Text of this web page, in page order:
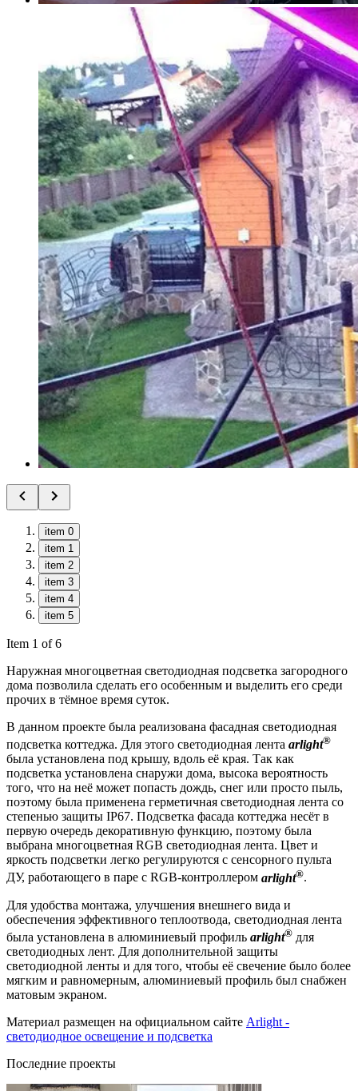
item 0
item 1
item 2
item 3
item 4
item 5
Item 1 of 6
Наружная многоцветная светодиодная подсветка загородного
дома позволила сделать его особенным и выделить его среди
прочих в тёмное время суток.
В данном проекте была реализована фасадная светодиодная
подсветка коттеджа. Для этого светодиодная лента arlight®
была установлена под крышу, вдоль её края. Так как
подсветка установлена снаружи дома, высока вероятность
того, что на неё может попасть дождь, снег или просто пыль,
поэтому была применена герметичная светодиодная лента со
степенью защиты IP67. Подсветка фасада коттеджа несёт в
первую очередь декоративную функцию, поэтому была
выбрана многоцветная RGB светодиодная лента. Цвет и
яркость подсветки легко регулируются с сенсорного пульта
ДУ, работающего в паре с RGB-контроллером arlight®.
Для удобства монтажа, улучшения внешнего вида и
обеспечения эффективного теплоотвода, светодиодная лента
была установлена в алюминиевый профиль arlight® для
светодиодных лент. Для дополнительной защиты
светодиодной ленты и для того, чтобы её свечение было более
мягким и равномерным, алюминиевый профиль был снабжен
матовым экраном.
Материал размещен на официальном сайте Arlight -
светодиодное освещение и подсветка
Последние проекты